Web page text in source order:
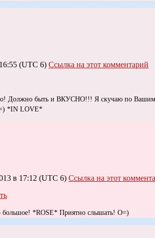
(UTC 6) Ссылка на этот комментарий
Должно быть и ВКУСНО!!! Я скучаю по
*IN LOVE*
в 17:12 (UTC 6) Ссылка на этот
большое! *ROSE* Приятно слышать! O=)